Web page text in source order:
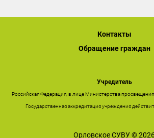
Контакты
Обращение граждан
Учредитель
Российская Федерация, в лице Министерства
Государственная аккредитация учреждения
Орловское СУВУ ©